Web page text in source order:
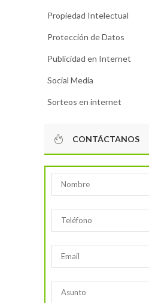
Propiedad Intelectual
Protección de Datos
Publicidad en Internet
Social Media
Sorteos en internet
CONTÁCTANOS